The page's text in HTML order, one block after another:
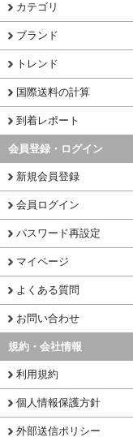
カテゴリ
ブランド
トレンド
国際送料の計算
到着レポート
会員登録・ログイン
新規会員登録
会員ログイン
パスワード再設定
マイページ
よくある質問
お問い合わせ
規約・会社情報
利用規約
個人情報保護方針
外部送信ポリシー